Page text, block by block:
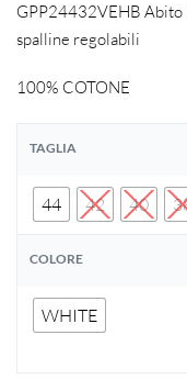
GPP24432VEHB Abito
spalline regolabili
100% COTONE
TAGLIA
44 42 40
COLORE
WHITE